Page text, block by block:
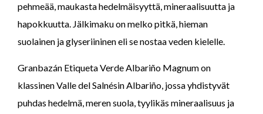
pehmeää, maukasta hedelmäisyyttä, mineraalisuutta ja
hapokkuutta. Jälkimaku on melko pitkä, hieman
suolainen ja glyseriininen eli se nostaa veden kielelle.
Granbazán Etiqueta Verde Albariño Magnum on
klassinen Valle del Salnésin Albariño, jossa yhdistyvät
puhdas hedelmä, meren suola, tyylikäs mineraalisuus ja